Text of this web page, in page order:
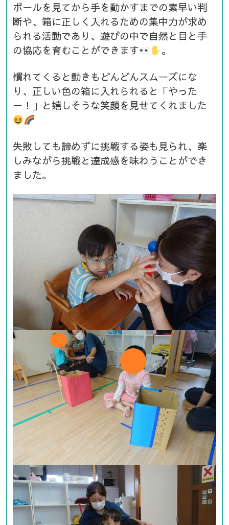
ボールを見てから手を動かすまでの素早い判
断や、箱に正しく入れるための集中力が求め
られる活動であり、遊びの中で自然と目と手
の協応を育むことができます
。
慣れてくると動きもどんどんスムーズにな
り、正しい色の箱に入れられると「やった
ー！」と嬉しそうな笑顔を見せてくれました
失敗しても諦めずに挑戦する姿も見られ、楽
しみながら挑戦と達成感を味わうことができ
ました。